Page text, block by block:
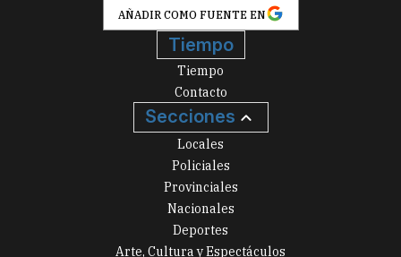
AÑADIR COMO FUENTE EN
Tiempo
Tiempo
Contacto
Secciones
Locales
Policiales
Provinciales
Nacionales
Deportes
Arte, Cultura y Espectáculos